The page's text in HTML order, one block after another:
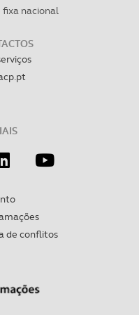
a prestar.
tipo de Cookies e
na sua
e nos serviços
site.
fixa nacional
de conflitos